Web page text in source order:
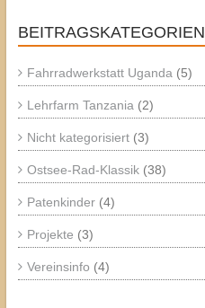
BEITRAGSKATEGORIEN
Fahrradwerkstatt Uganda (5)
Lehrfarm Tanzania (2)
Nicht kategorisiert(3)
Ostsee-Rad-Klassik(38)
Patenkinder(4)
Projekte (3)
Vereinsinfo (4)